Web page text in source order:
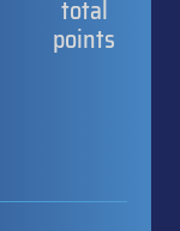
total
points